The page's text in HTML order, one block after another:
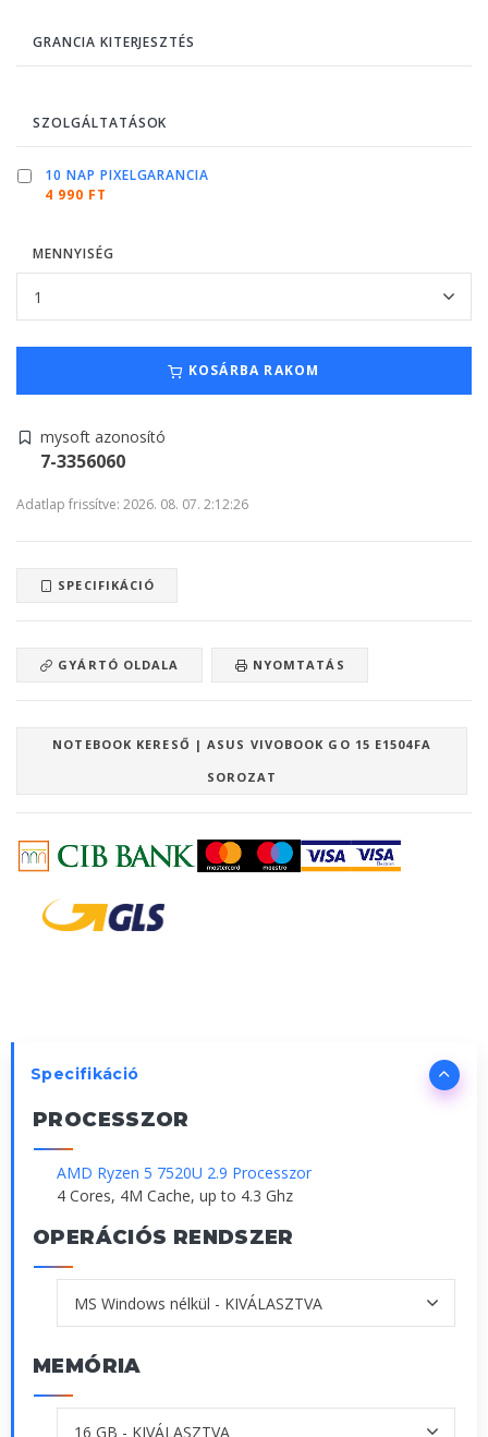
GRANCIA KITERJESZTÉS
SZOLGÁLTATÁSOK
10 NAP PIXELGARANCIA
4 990 FT
MENNYISÉG
KOSÁRBA RAKOM
mysoft azonosító
7-3356060
Adatlap frissítve: 2026. 08. 07. 2:12:26
SPECIFIKÁCIÓ
GYÁRTÓ OLDALA NYOMTATÁS
NOTEBOOK KERESŐ | ASUS VIVOBOOK GO 15 E1504FA
SOROZAT
Specifikáció
PROCESSZOR
AMD Ryzen 5 7520U 2.9 Processzor
4 Cores, 4M Cache, up to 4.3 Ghz
OPERÁCIÓS RENDSZER
MEMÓRIA